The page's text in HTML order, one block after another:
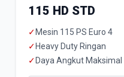
115 HD STD
✓ Mesin 115 PS Euro 4
✓ Heavy Duty Ringan
✓ Daya Angkut Maksimal